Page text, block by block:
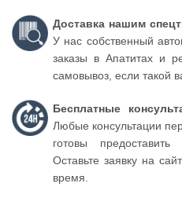
Доставка нашим
У нас собственный
заказы в Апатитах и
самовывоз, если такой
Бесплатные
Любые консультации
готовы
Оставьте заявку на
время.